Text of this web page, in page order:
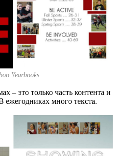
Yearbooks
– это только часть контента и
ежегодниках много текста.